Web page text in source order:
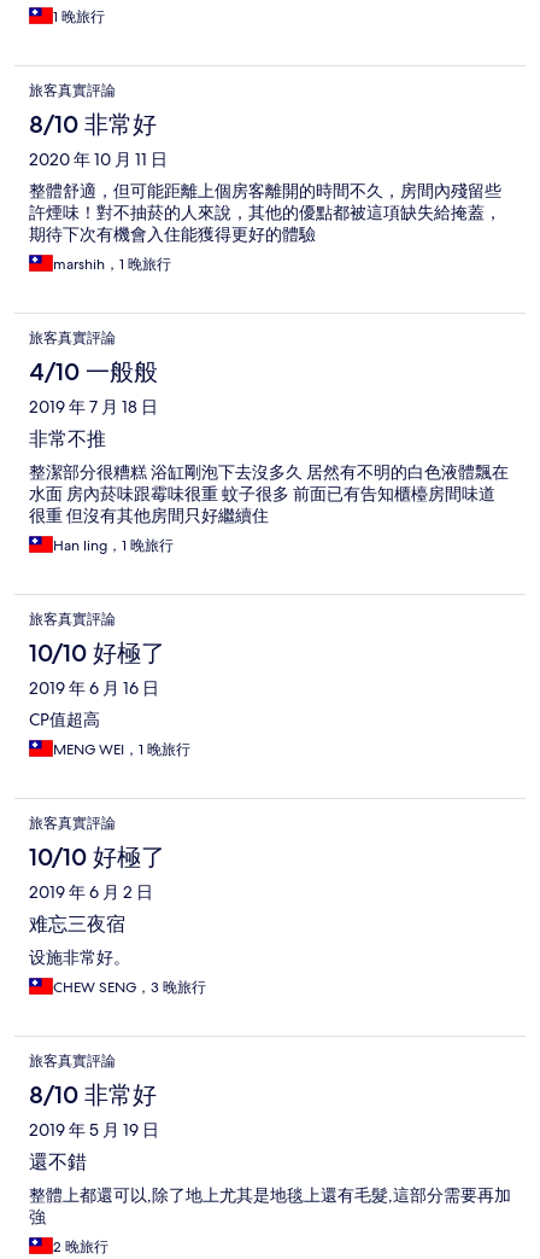
1 晚旅行
旅客真實評論
8/10 非常好
2020 年 10 月 11 日
整體舒適，但可能距離上個房客離開的時間不久，房間內殘留些
許煙味！對不抽菸的人來說，其他的優點都被這項缺失給掩蓋，
期待下次有機會入住能獲得更好的體驗
marshih，1 晚旅行
旅客真實評論
4/10 一般般
2019 年 7 月 18 日
非常不推
整潔部分很糟糕 浴缸剛泡下去沒多久 居然有不明的白色液體飄在
水面 房內菸味跟霉味很重 蚊子很多 前面已有告知櫃檯房間味道
很重 但沒有其他房間只好繼續住
Han ling，1 晚旅行
旅客真實評論
10/10 好極了
2019 年 6 月 16 日
CP值超高
MENG WEI，1 晚旅行
旅客真實評論
10/10 好極了
2019 年 6 月 2 日
难忘三夜宿
设施非常好。
CHEW SENG，3 晚旅行
旅客真實評論
8/10 非常好
2019 年 5 月 19 日
還不錯
整體上都還可以,除了地上尤其是地毯上還有毛髮,這部分需要再加
強
2 晚旅行